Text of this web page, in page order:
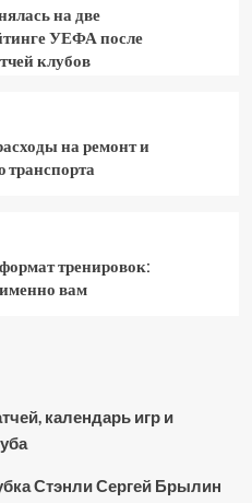
на две
УЕФА после
клубов
на ремонт и
транспорта
тренировок:
вам
календарь игр и
Стэнли Сергей Брылин